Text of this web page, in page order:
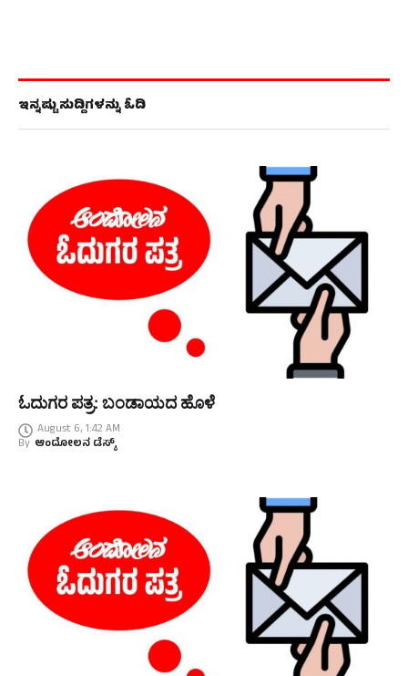
ಇನ್ನಷ್ಟು ಸುದ್ದಿಗಳನ್ನು ಓದಿ
ಓದುಗರ ಪತ್ರ: ಬಂಡಾಯದ ಹೊಳೆ
August 6, 1:42 AM
By ಆಂದೋಲನ ಡೆಸ್ಕ್